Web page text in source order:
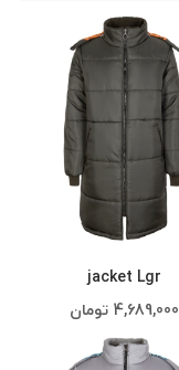
jacket Lgr
4,689,000 تومان